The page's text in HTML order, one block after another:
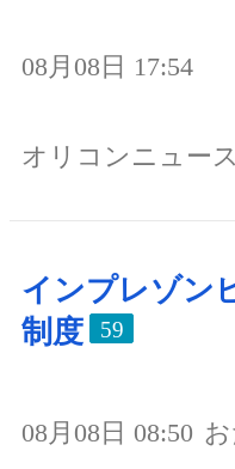
08月08日 17:54
オリコンニュース
インプレゾン
制度
59
08月08日 08:50